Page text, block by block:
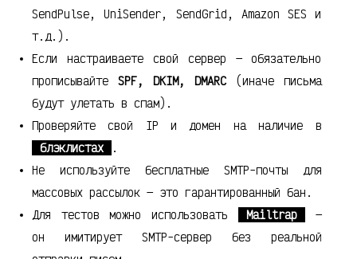
SendPulse, UniSender, SendGrid, Amazon SES и
т.д.).
Если настраиваете свой сервер — обязательно
прописывайте SPF, DKIM, DMARC(иначе письма
будут улетать в спам).
Проверяйте свой IP и домен на наличие в
блэклистах
.
Не используйте бесплатные SMTP-почты для
массовых рассылок — это гарантированный бан.
Для тестов можно использовать
Mailtrap
—
он имитирует SMTP-сервер без реальной